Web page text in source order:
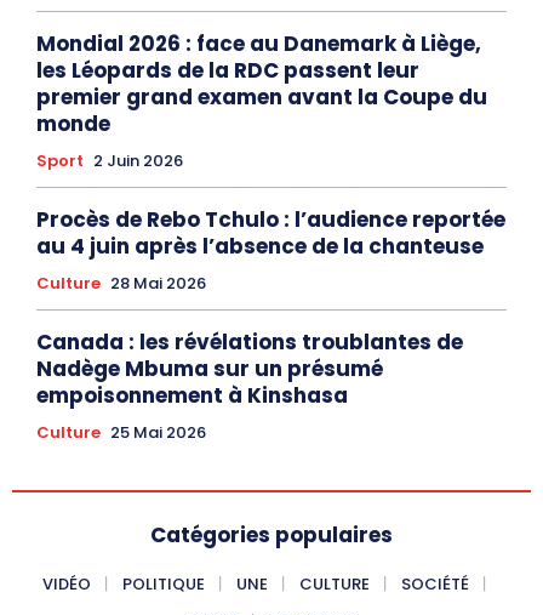
Mondial 2026 : face au Danemark à Liège,
les Léopards de la RDC passent leur
premier grand examen avant la Coupe du
monde
Sport 2 Juin 2026
Procès de Rebo Tchulo : l’audience reportée
au 4 juin après l’absence de la chanteuse
Culture 28 Mai 2026
Canada : les révélations troublantes de
Nadège Mbuma sur un présumé
empoisonnement à Kinshasa
Culture 25 Mai 2026
Catégories populaires
VIDÉO POLITIQUE UNE CULTURE
SOCIÉTÉ